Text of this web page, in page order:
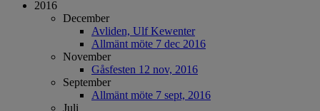
2016
December
Avliden, Ulf Kewenter
Allmänt möte 7 dec 2016
November
Gåsfesten 12 nov, 2016
September
Allmänt möte 7 sept, 2016
Juli